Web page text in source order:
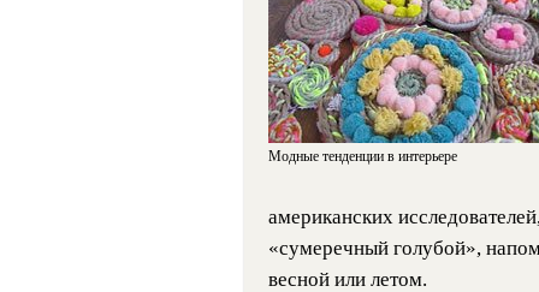
Модные тенденции в интерьере
американских
«сумеречный голубой»,
весной или летом.